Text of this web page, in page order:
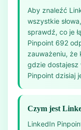
Aby znaleźć
wszystkie
sprawdź, co je
Pinpoint 692
zauważeniu, że
gdzie dostajesz
Pinpoint dzisiaj
Czym jest
LinkedIn